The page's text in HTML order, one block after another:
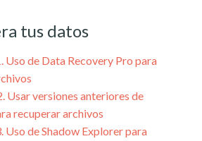
tus datos
Uso de Data Recovery Pro para
Usar versiones anteriores de
recuperar archivos
Uso de Shadow Explorer para